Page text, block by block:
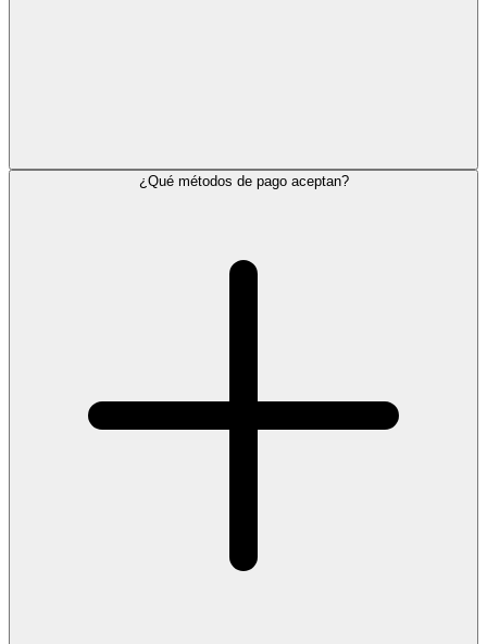
¿Qué métodos de pago aceptan?